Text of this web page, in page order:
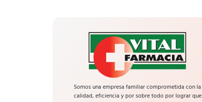
Somos una empresa familiar comprometida con la
calidad, eficiencia y por sobre todo por lograr que